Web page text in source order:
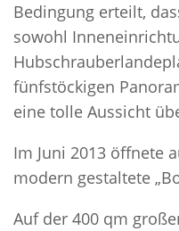
Bedingung erteilt,
sowohl
fünfstöckigen
eine tolle Aussicht
Im Juni 2013 öffnete
modern gestaltete
Auf der 400 qm